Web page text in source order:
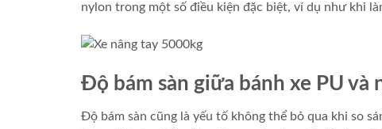
nylon trong một số điều kiện đặc biệt, ví dụ như khi
Độ bám sàn giữa bánh xe PU và
Độ bám sàn cũng là yếu tố không thể bỏ qua khi so